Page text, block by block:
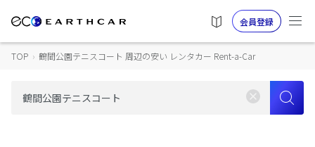
会員登録
TOP › 鶴間公園テニスコート 周辺の安い レンタカー Rent-a-Car